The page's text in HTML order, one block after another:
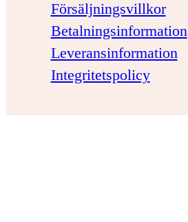
Försäljningsvillkor
Betalningsinformation
Leveransinformation
Integritetspolicy